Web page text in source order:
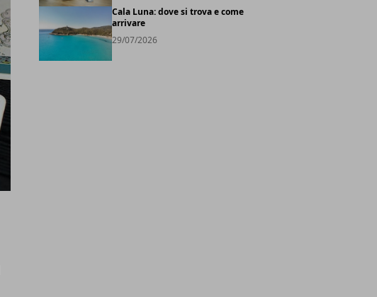
Cala Luna: dove si trova e come
arrivare
29/07/2026